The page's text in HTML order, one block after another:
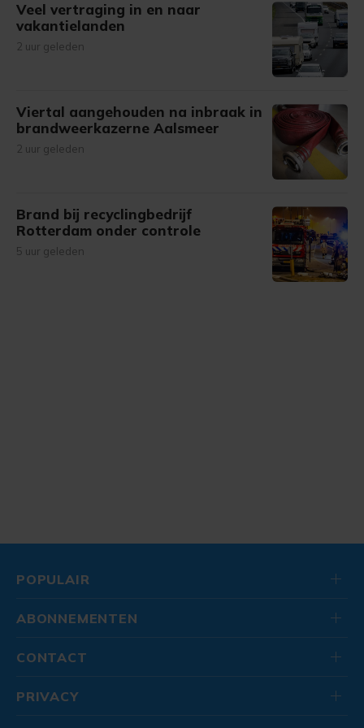
Veel vertraging in en naar
vakantielanden
2 uur geleden
Viertal aangehouden na inbraak in
brandweerkazerne Aalsmeer
2 uur geleden
Brand bij recyclingbedrijf
Rotterdam onder controle
5 uur geleden
POPULAIR
ABONNEMENTEN
CONTACT
PRIVACY